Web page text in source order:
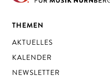
THEMEN
AKTUELLES
KALENDER
NEWSLETTER